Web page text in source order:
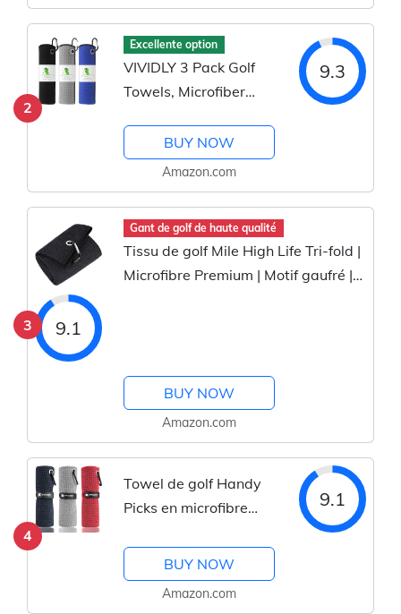
2
Excellente option
VIVIDLY 3 Pack Golf
Towels, Microfiber
Blue and Gray
9.3
BUY NOW
Amazon.com
3
Gant de golf de haute qualité
Tissu de golf Mile High Life Tri-fold |
Microfibre Premium | Motif gaufré |
9.1
BUY NOW
Amazon.com
4
Towel de golf Handy
Picks en microfibre
carabiner, motif en
gaufre, attache à
crochet et boucle -
9.1
BUY NOW
Amazon.com